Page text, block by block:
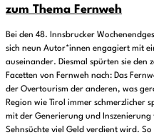
zum Thema Fernweh
Bei den 48. Innsbrucker
sich neun Autor*innen engagiert mit
auseinander. Diesmal spürten sie den
Facetten von Fernweh nach: Das
der Overtourism der anderen, was
Region wie Tirol immer schmerzlicher
mit der Generierung und Inszenierung
Sehnsüchte viel Geld verdient wird.